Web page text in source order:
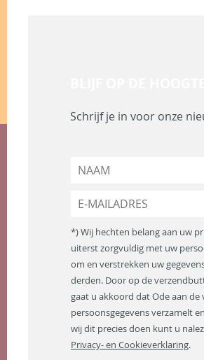
Schrijf je in voor onze
N
m
m
a
i
l
a
d
r
e
s
*
*) Wij hechten belang aan uw
uiterst zorgvuldig met uw
om en verstrekken uw
derden. Door op de
gaat u akkoord dat Ode aan de
persoonsgegevens verzamelt
wij dit precies doen kunt u
Privacy- en Cookieverklaring.